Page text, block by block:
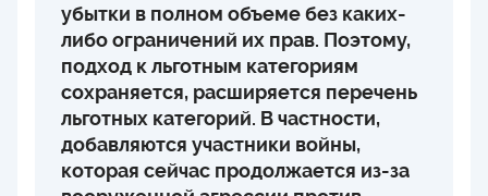
убытки в полном объеме без каких-
либо ограничений их прав. Поэтому,
подход к льготным категориям
сохраняется, расширяется перечень
льготных категорий. В частности,
добавляются участники войны,
которая сейчас продолжается из-за